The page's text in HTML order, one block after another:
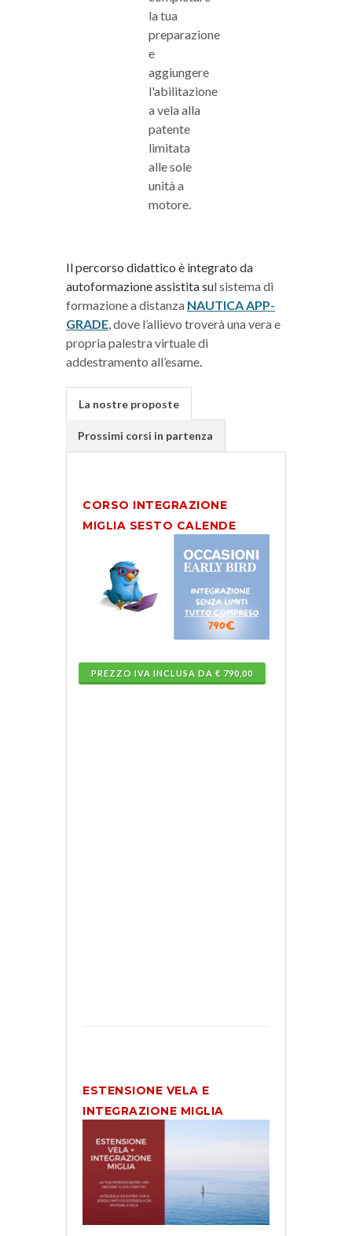
la tua
preparazione
e
aggiungere
l'abilitazione
a vela alla
patente
limitata
alle sole
unità a
motore.
Il percorso didattico è integrato da
autoformazione assistita sulsistema di
formazione a distanza NAUTICA APP-
GRADE, dove l’allievo troverà una vera e
propria palestra virtuale di
addestramento all’esame.
La nostre proposte
Prossimi corsi in partenza
CORSO INTEGRAZIONE
MIGLIA SESTO CALENDE
PREZZO IVA INCLUSA DA € 790,00
ESTENSIONE VELA E
INTEGRAZIONE MIGLIA